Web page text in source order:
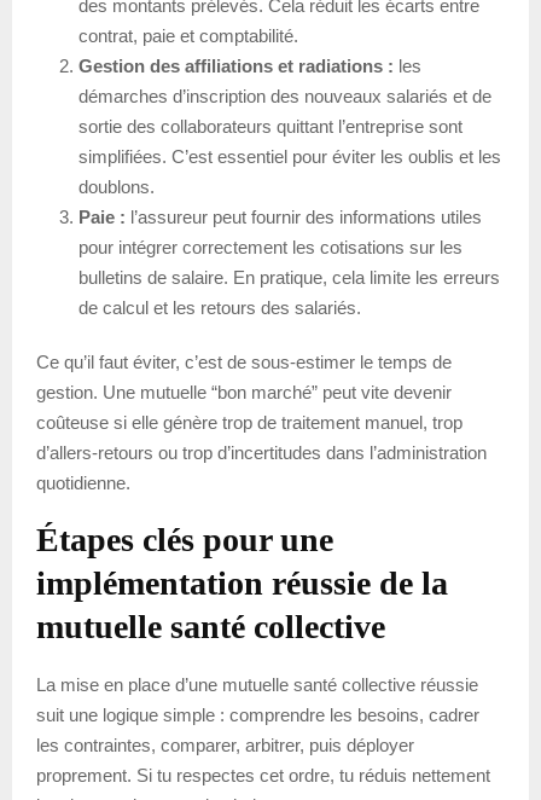
des montants prélevés. Cela réduit les écarts entre
contrat, paie et comptabilité.
Gestion des affiliations et radiations : les
démarches d’inscription des nouveaux salariés et de
sortie des collaborateurs quittant l’entreprise sont
simplifiées. C’est essentiel pour éviter les oublis et les
doublons.
Paie : l’assureur peut fournir des informations utiles
pour intégrer correctement les cotisations sur les
bulletins de salaire. En pratique, cela limite les erreurs
de calcul et les retours des salariés.
Ce qu’il faut éviter, c’est de sous-estimer le temps de
gestion. Une mutuelle “bon marché” peut vite devenir
coûteuse si elle génère trop de traitement manuel, trop
d’allers-retours ou trop d’incertitudes dans l’administration
quotidienne.
Étapes clés pour une
implémentation réussie de la
mutuelle santé collective
La mise en place d’une mutuelle santé collective réussie
suit une logique simple : comprendre les besoins, cadrer
les contraintes, comparer, arbitrer, puis déployer
proprement. Si tu respectes cet ordre, tu réduis nettement